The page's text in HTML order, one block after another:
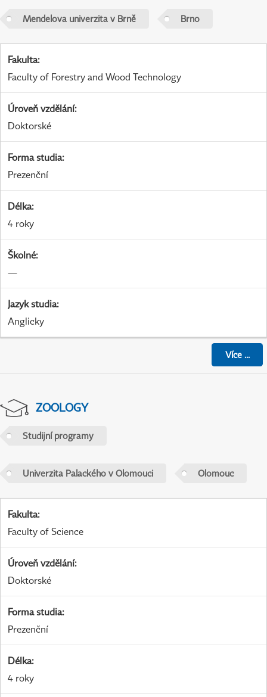
Mendelova univerzita v Brně Brno
Fakulta:
Faculty of Forestry and Wood Technology
Úroveň vzdělání:
Doktorské
Forma studia:
Prezenční
Délka:
4 roky
Školné:
—
Jazyk studia:
Anglicky
Více...
ZOOLOGY
Studijní programy
Univerzita Palackého v Olomouci Olomouc
Fakulta:
Faculty of Science
Úroveň vzdělání:
Doktorské
Forma studia:
Prezenční
Délka:
4 roky